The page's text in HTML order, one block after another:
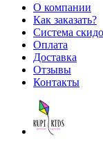
О компании
Как заказать?
Система
Оплата
Доставка
Отзывы
Контакты